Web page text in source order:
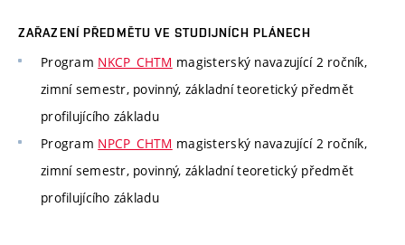
ZAŘAZENÍ PŘEDMĚTU VE STUDIJNÍCH PLÁNECH
Program NKCP_CHTM magisterský navazující 2 ročník,
zimní semestr, povinný, základní teoretický předmět
profilujícího základu
Program NPCP_CHTM magisterský navazující 2 ročník,
zimní semestr, povinný, základní teoretický předmět
profilujícího základu